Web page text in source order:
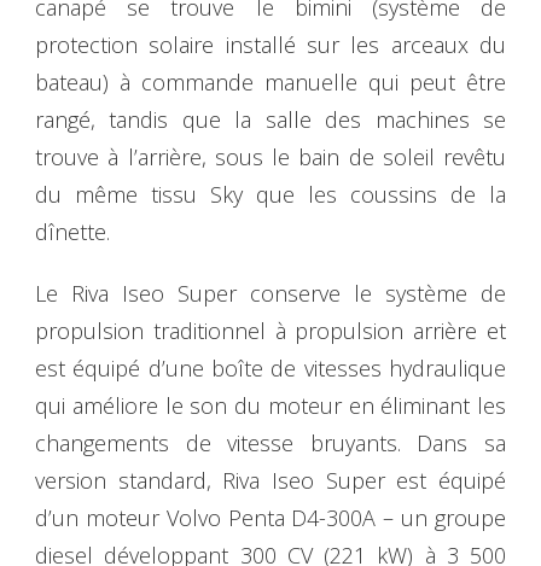
canapé se trouve le bimini (système de
protection solaire installé sur les arceaux du
bateau) à commande manuelle qui peut être
rangé, tandis que la salle des machines se
trouve à l’arrière, sous le bain de soleil revêtu
du même tissu Sky que les coussins de la
dînette.
Le Riva Iseo Super conserve le système de
propulsion traditionnel à propulsion arrière et
est équipé d’une boîte de vitesses hydraulique
qui améliore le son du moteur en éliminant les
changements de vitesse bruyants. Dans sa
version standard, Riva Iseo Super est équipé
d’un moteur Volvo Penta D4-300A – un groupe
diesel développant 300 CV (221 kW) à 3 500